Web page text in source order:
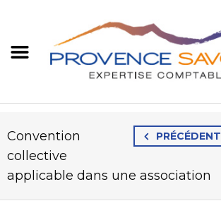
PRÉCÉDENT
Convention
collective
applicable dans une association